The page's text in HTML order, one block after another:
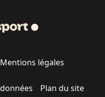
Mentions légales
Plan du site